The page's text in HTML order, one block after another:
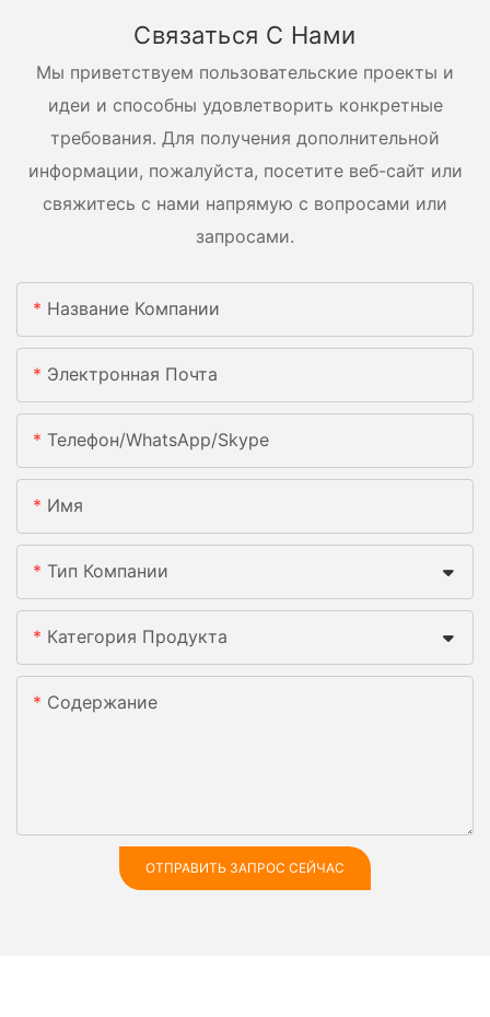
Связаться С Нами
Мы приветствуем пользовательские проекты и
идеи и способны удовлетворить конкретные
требования. Для получения дополнительной
информации, пожалуйста, посетите веб-сайт или
свяжитесь с нами напрямую с вопросами или
запросами.
Название Компании
Электронная Почта
Телефон/WhatsApp/Skype
Имя
Тип Компании
Категория Продукта
Содержание
ОТПРАВИТЬ ЗАПРОС СЕЙЧАС